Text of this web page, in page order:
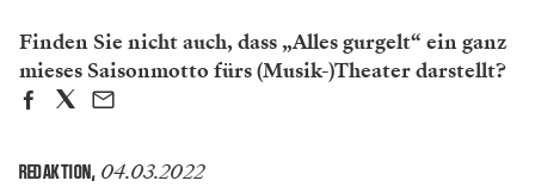
Finden Sie nicht auch, dass „Alles gurgelt“ ein ganz
mieses Saisonmotto fürs (Musik-)Theater darstellt?
REDAKTION, 04.03.2022